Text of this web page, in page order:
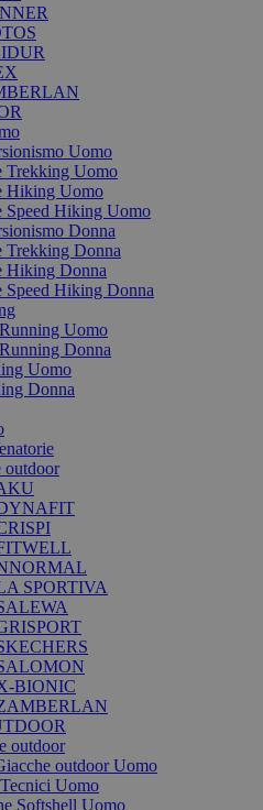
Uomo
Trekking Uomo
Hiking Uomo
Speed Hiking Uomo
Donna
Trekking Donna
Hiking Donna
Speed Hiking Donna
Uomo
Donna
Uomo
Donna
outdoor
SPORTIVA
BIONIC
outdoor
outdoor Uomo
Uomo
Softshell Uomo